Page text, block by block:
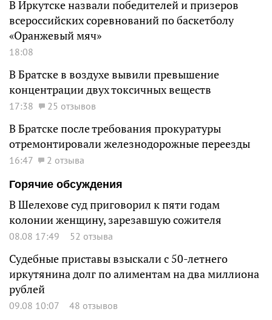
В Иркутске назвали победителей и призеров
всероссийских соревнований по баскетболу
«Оранжевый мяч»
18:08
В Братске в воздухе вывили превышение
концентрации двух токсичных веществ
17:38 25 отзывов
В Братске после требования прокуратуры
отремонтировали железнодорожные переезды
16:47
2 отзыва
Горячие обсуждения
В Шелехове суд приговорил к пяти годам
колонии женщину, зарезавшую сожителя
08.08 17:49 52 отзыва
Судебные приставы взыскали с 50-летнего
иркутянина долг по алиментам на два миллиона
рублей
09.08 10:07 48 отзывов